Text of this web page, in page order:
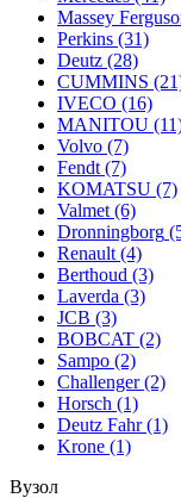
Massey
Perkins (31)
Deutz (28)
CUMMINS
IVECO (16)
MANITOU
Volvo (7)
Fendt (7)
KOMATSU (7)
Valmet (6)
Dronningborg
Renault (4)
Berthoud (3)
Laverda (3)
JCB (3)
BOBCAT (2)
Sampo (2)
Challenger (2)
Horsch (1)
Deutz Fahr (1)
Krone (1)
Вузол